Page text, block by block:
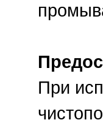
При